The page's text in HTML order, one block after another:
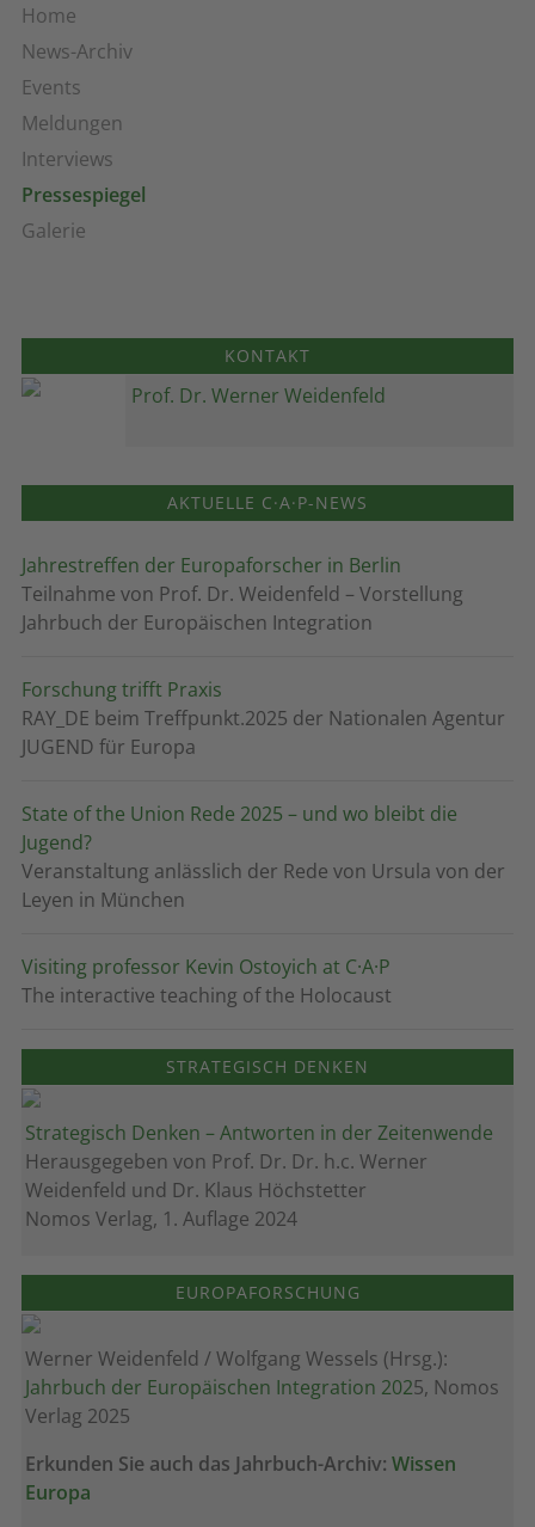
Home
News-Archiv
Events
Meldungen
Interviews
Pressespiegel
Galerie
KONTAKT
Prof. Dr. Werner Weidenfeld
AKTUELLE C·A·P-NEWS
Jahrestreffen der Europaforscher in Berlin
Teilnahme von Prof. Dr. Weidenfeld – Vorstellung
Jahrbuch der Europäischen Integration
Forschung trifft Praxis
RAY_DE beim Treffpunkt.2025 der Nationalen Agentur
JUGEND für Europa
State of the Union Rede 2025 – und wo bleibt die
Jugend?
Veranstaltung anlässlich der Rede von Ursula von der
Leyen in München
Visiting professor Kevin Ostoyich at C·A·P
The interactive teaching of the Holocaust
STRATEGISCH DENKEN
Strategisch Denken – Antworten in der Zeitenwende
Herausgegeben von Prof. Dr. Dr. h.c. Werner
Weidenfeld und Dr. Klaus Höchstetter
Nomos Verlag, 1. Auflage 2024
EUROPAFORSCHUNG
Werner Weidenfeld / Wolfgang Wessels (Hrsg.):
Jahrbuch der Europäischen Integration 2025, Nomos
Verlag 2025
Erkunden Sie auch das Jahrbuch-Archiv: Wissen
Europa